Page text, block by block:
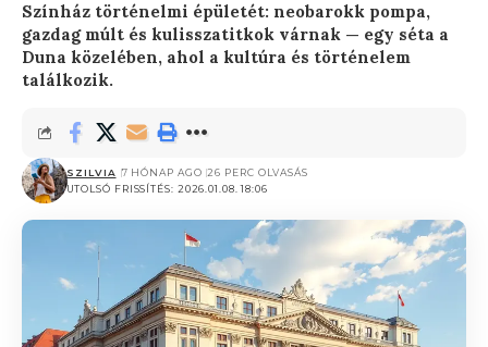
Színház történelmi épületét: neobarokk pompa,
gazdag múlt és kulisszatitkok várnak — egy séta a
Duna közelében, ahol a kultúra és történelem
találkozik.
UTOLSÓ FRISSÍTÉS: 2026.01.08. 18:06
SZILVIA 7 HÓNAP AGO 26 PERC OLVASÁS